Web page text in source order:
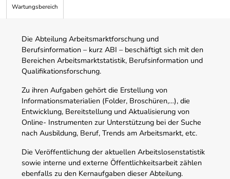
Wartungsbereich
Die Abteilung Arbeitsmarktforschung und
Berufsinformation – kurz ABI – beschäftigt sich mit den
Bereichen Arbeitsmarktstatistik, Berufsinformation und
Qualifikationsforschung.
Zu ihren Aufgaben gehört die Erstellung von
Informationsmaterialien (Folder, Broschüren,…), die
Entwicklung, Bereitstellung und Aktualisierung von
Online- Instrumenten zur Unterstützung bei der Suche
nach Ausbildung, Beruf, Trends am Arbeitsmarkt, etc.
Die Veröffentlichung der aktuellen Arbeitslosenstatistik
sowie interne und externe Öffentlichkeitsarbeit zählen
ebenfalls zu den Kernaufgaben dieser Abteilung.